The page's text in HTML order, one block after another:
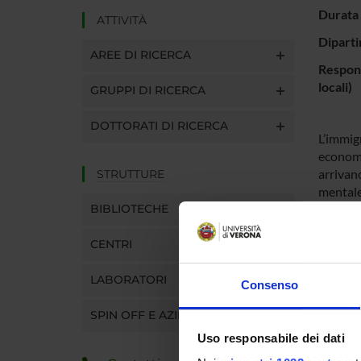
Consenso
Uso responsabile dei dati
ATTIVITÀ
AREE DI RICERCA
GRUPPI DI RICERCA
DOTTORATI DI RICERCA
STRUTTURE
BIBLIOTECHE
CENTRI
LABORATORI
SPIN OFF E AZIENDE
Durata
locali)
dati
dei
di
di